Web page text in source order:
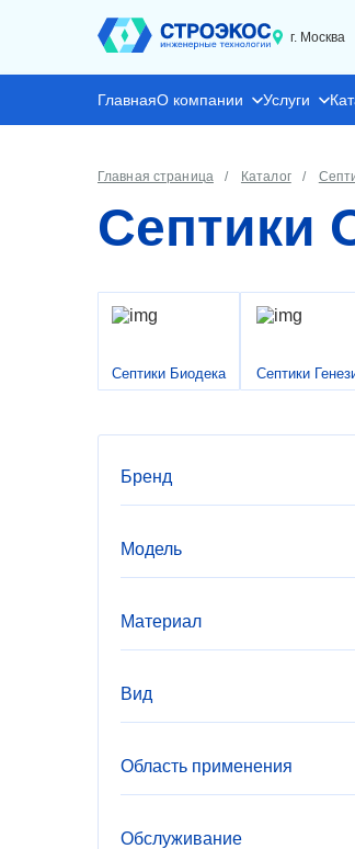
г. Москва
ГлавнаяО компании Услуги
Главная страница Каталог
Септики
Септики Биодека Септики
Бренд
Модель
Материал
Вид
Область применения
Обслуживание